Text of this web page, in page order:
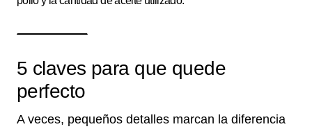
5 claves para que quede
perfecto
A veces, pequeños detalles marcan la diferencia